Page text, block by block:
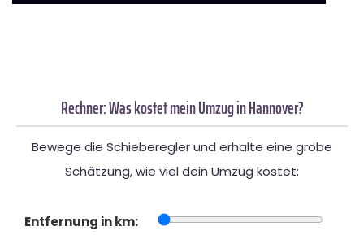
Rechner: Was kostet mein Umzug in Hannover?
Bewege die Schieberegler und erhalte eine grobe
Schätzung, wie viel dein Umzug kostet:
Entfernung in km: